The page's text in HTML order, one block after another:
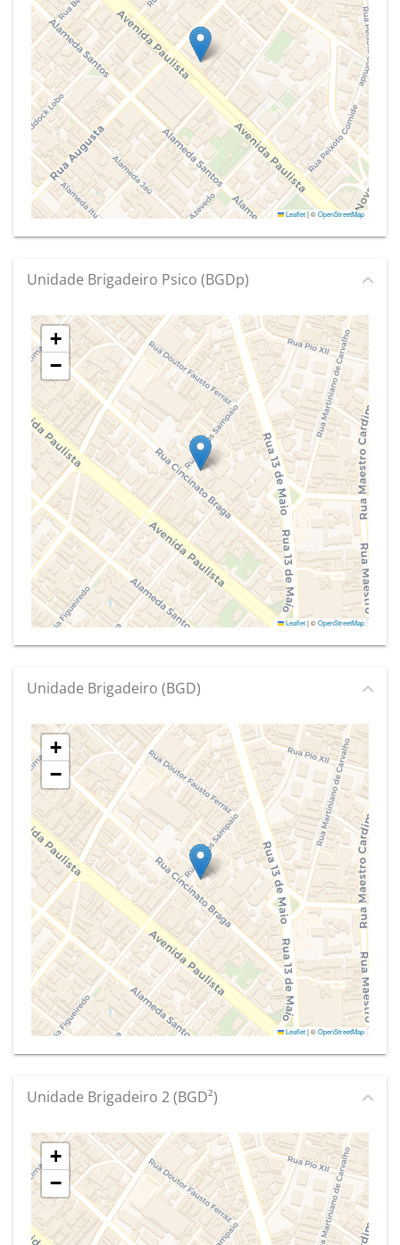
Leaflet|©OpenStreetMap
Unidade Brigadeiro Psico (BGDp)
+
−
Leaflet|©OpenStreetMap
Unidade Brigadeiro (BGD)
+
−
Leaflet|©OpenStreetMap
Unidade Brigadeiro 2 (BGD²)
+
−